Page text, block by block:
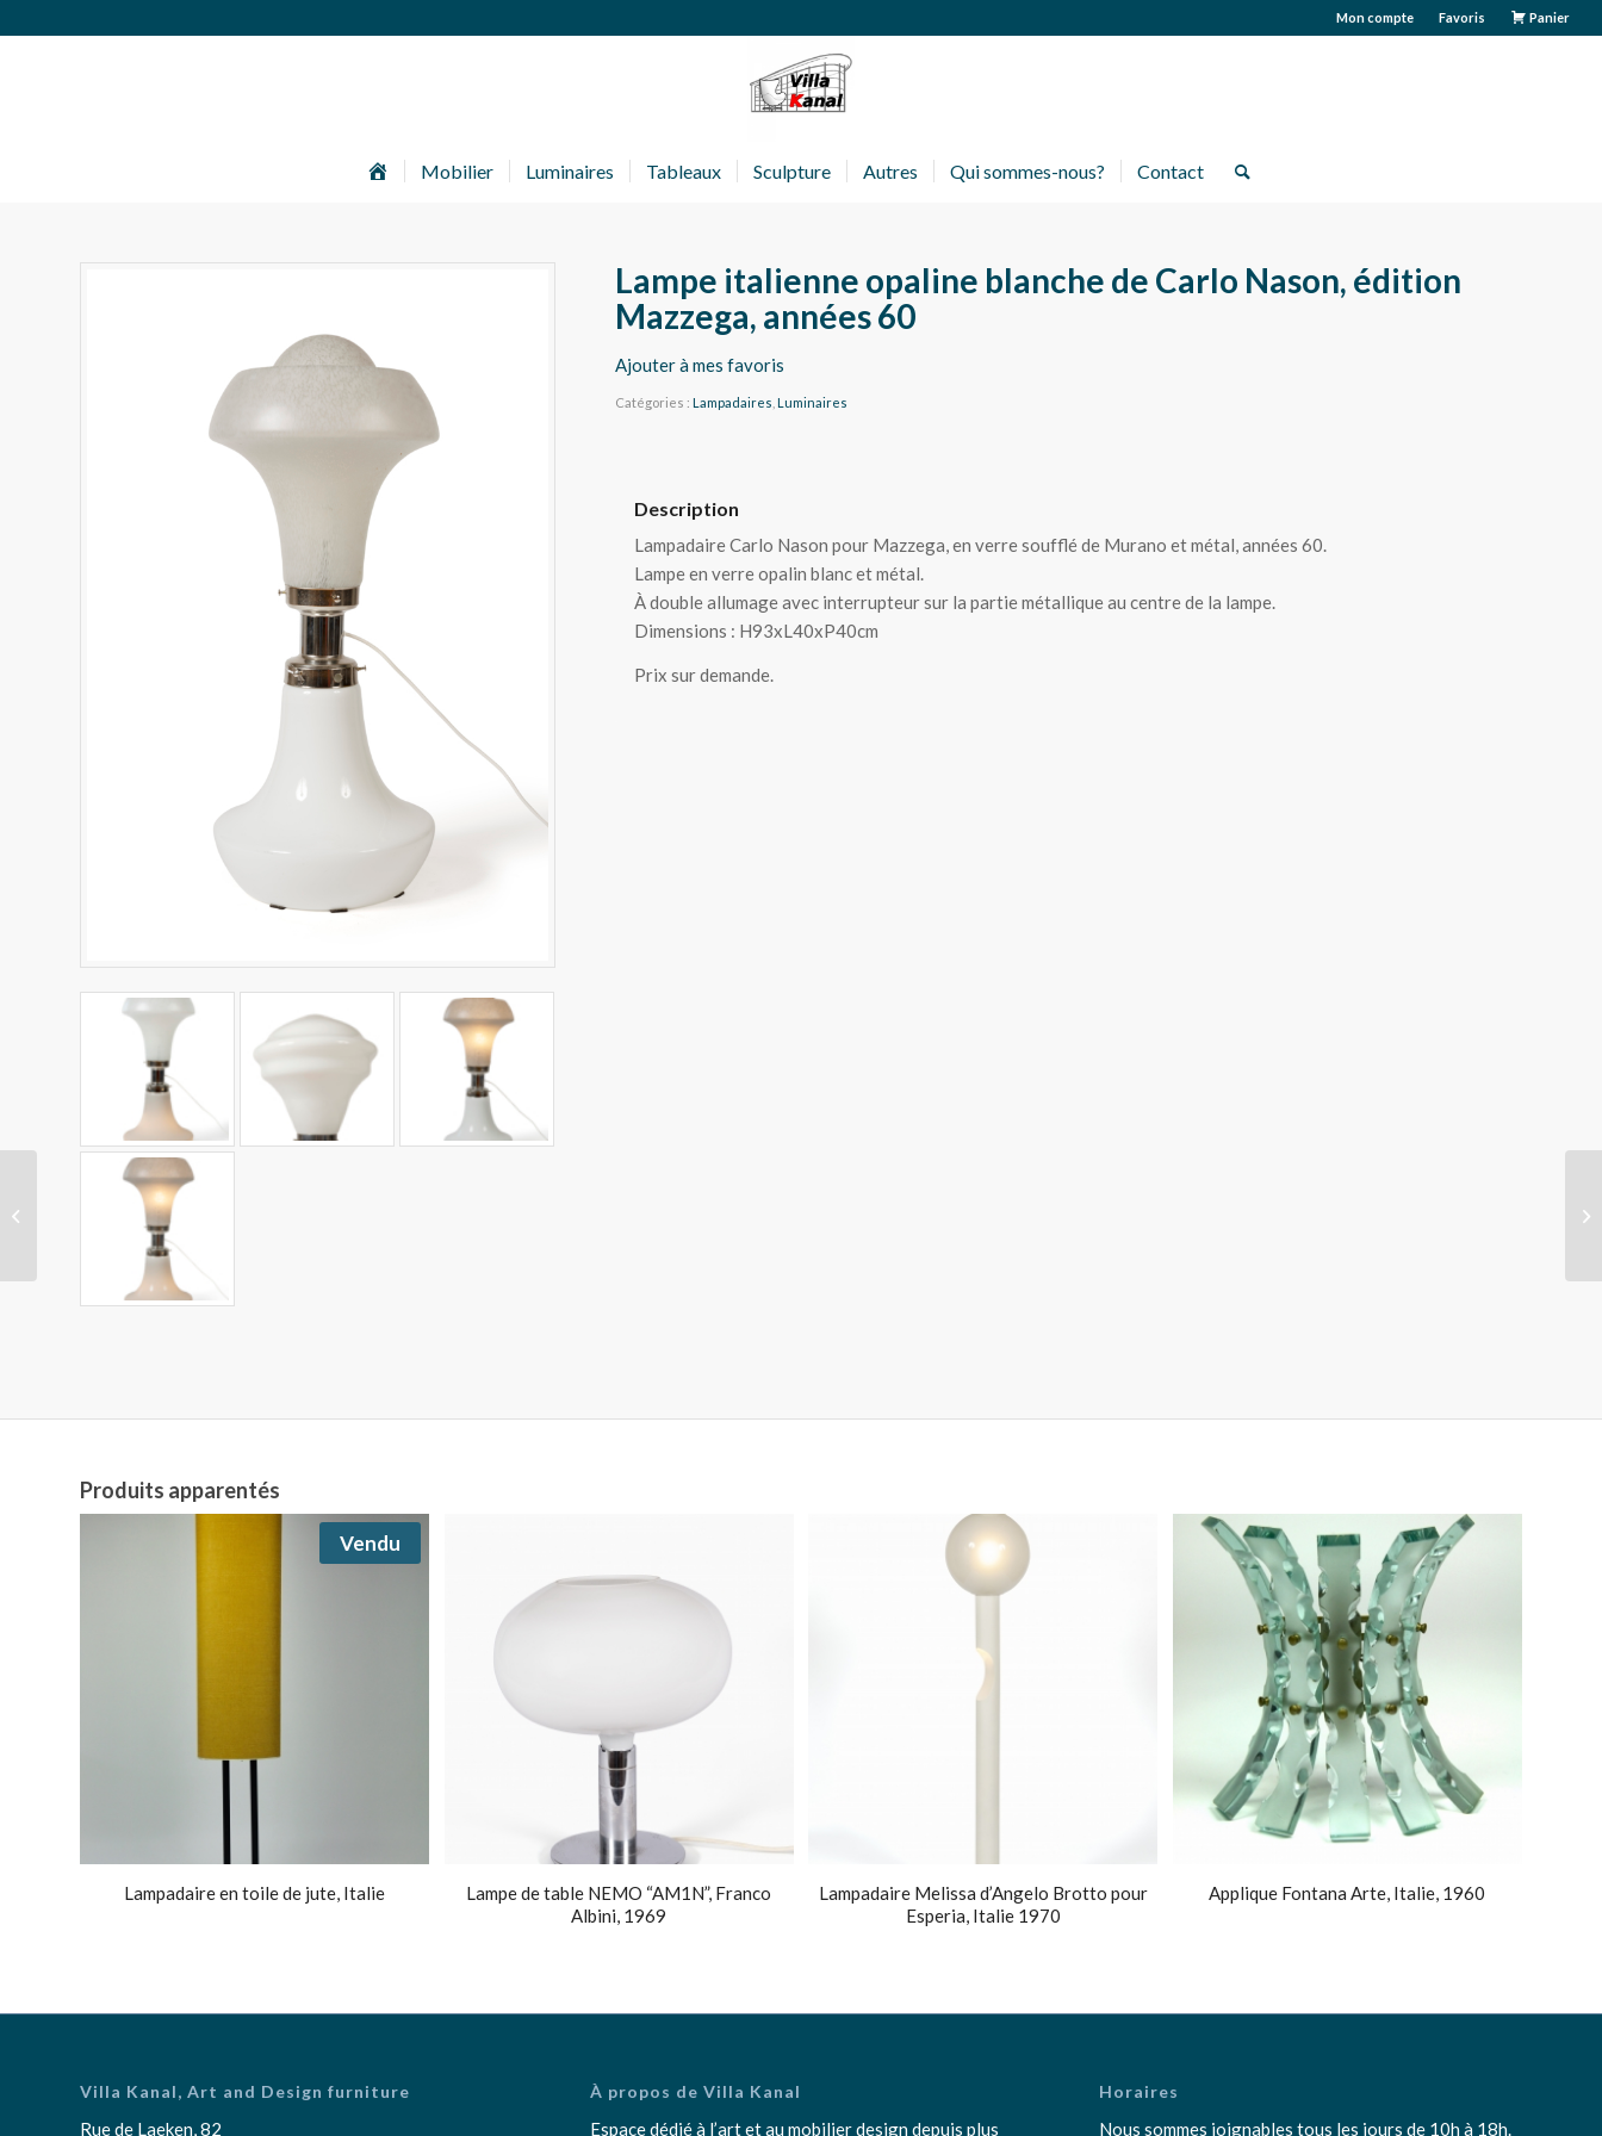
Mon compte Favoris Panier
AccueilMobilier Luminaires Tableaux Sculpture Autres Qui sommes-nous? Contact
Lampe italienne opaline blanche de Carlo Nason, édition
Mazzega, années 60
Ajouter à mes favoris
Catégories :Lampadaires ,Luminaires
Description
Lampadaire Carlo Nason pour Mazzega, en verre soufflé de Murano et métal, années 60.
Lampe en verre opalin blanc et métal.
À double allumage avec interrupteur sur la partie métallique au centre de la lampe.
Dimensions : H93xL40xP40cm
Prix sur demande.
Produits apparentés
Vendu
Lampadaire en toile de jute, Italie
Lampe de table NEMO “AM1N”, Franco
Albini, 1969
Lampadaire Melissa d’Angelo Brotto pour
Esperia, Italie 1970
Applique Fontana Arte, Italie, 1960
Villa Kanal, Art and Design furniture
Rue de Laeken, 82
À propos de Villa Kanal
Espace dédié à l’art et au mobilier design depuis plus
Horaires
Nous sommes joignables tous les jours de 10h à 18h.
Paire de fauteuils de
salon “856” Ico Parisi
pour Cassina, Italie,...